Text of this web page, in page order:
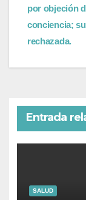
por objeción
conciencia;
rechazada.
Entrada
SALUD